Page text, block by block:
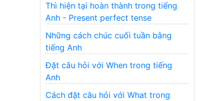
Thì hiện tại hoàn thành trong tiếng
Anh - Present perfect tense
Những cách chúc cuối tuần bằng
tiếng Anh
Đặt câu hỏi với When trong tiếng
Anh
Cách đặt câu hỏi với What trong